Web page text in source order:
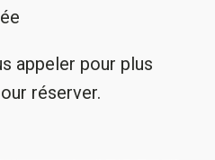
appeler pour plus
réserver.